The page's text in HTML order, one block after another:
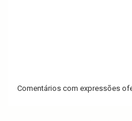
Comentários com expressões